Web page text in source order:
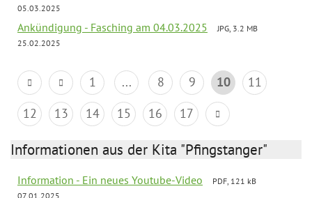
05.03.2025
Ankündigung - Fasching am 04.03.2025
JPG, 3.2 MB
25.02.2025
1 ... 8 9 10
11
12
13 14 15 16 17
Informationen aus der Kita "Pfingstanger"
Information - Ein neues Youtube-Video
PDF, 121 kB
07.01.2025